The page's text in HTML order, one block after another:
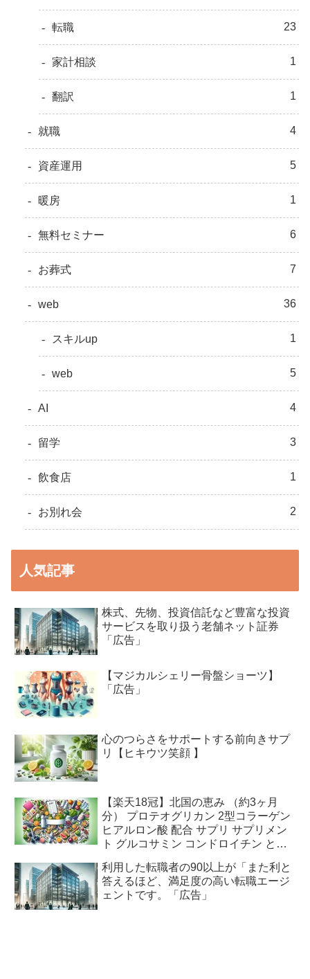
転職 23
家計相談 1
翻訳 1
就職 4
資産運用 5
暖房 1
無料セミナー 6
お葬式 7
web 36
スキルup 1
web 5
AI 4
留学 3
飲食店 1
お別れ会 2
人気記事
株式、先物、投資信託など豊富な投資
サービスを取り扱う老舗ネット証券
「広告」
【マジカルシェリー骨盤ショーツ】
「広告」
心のつらさをサポートする前向きサプ
リ【ヒキウツ笑顔 】
【楽天18冠】北国の恵み （約3ヶ月
分） プロテオグリカン 2型コラーゲン
ヒアルロン酸 配合 サプリ サプリメン
ト グルコサミン コンドロイチン と好
和感が気になる方に 鮭軟骨 サケ軟骨
非変性ii型コラーゲン 送料無料「広
告」
利用した転職者の90以上が「また利と
答えるほど、満足度の高い転職エージ
ェントです。「広告」